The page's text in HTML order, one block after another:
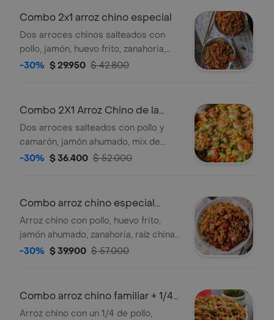
elección.
Combo 2x1 arroz chino especial
Dos arroces chinos salteados con
pollo, jamón, huevo frito, zanahoria,
mix de verduras, cebollín y raíz china,
elección.
-30% $ 29.950 $ 42.800
Combo 2X1 Arroz Chino de la
Casa
Dos arroces salteados con pollo y
camarón, jamón ahumado, mix de
verduras, zanahoria, raíces chinas y
elección.
-30% $ 36.400 $ 52.000
Combo arroz chino especial
familiar
Arroz chino con pollo, huevo frito,
jamón ahumado, zanahoria, raíz china,
cebollín, mix de verduras, en salsa
-30% $ 39.900 $ 57.000
Combo arroz chino familiar + 1/4
pollo
Arroz chino con un 1/4 de pollo,